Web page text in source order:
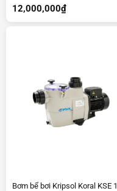
12,000,000₫
Bơm bể bơi Kripsol Koral KSE 1